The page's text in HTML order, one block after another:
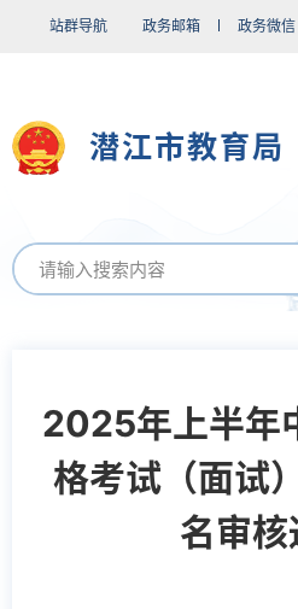
站群导航 政务邮箱 政务微信
潜江市教育局
2025年上半年
格考试（面试
名审核